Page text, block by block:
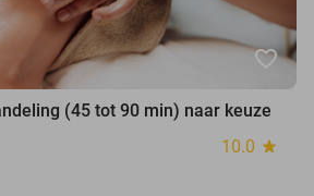
favorite_border
(45 tot 90 min) naar keuze
10.0 star